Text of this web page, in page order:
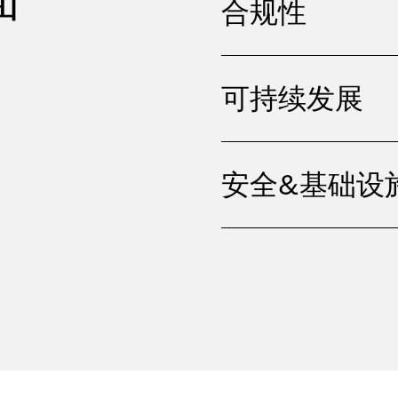
合规性
可持续发展
安全&基础设